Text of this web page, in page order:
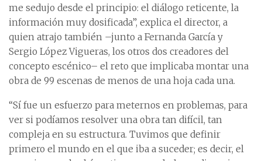
me sedujo desde el principio: el diálogo reticente, la
información muy dosificada”, explica el director, a
quien atrajo también –junto a Fernanda García y
Sergio López Vigueras, los otros dos creadores del
concepto escénico– el reto que implicaba montar una
obra de 99 escenas de menos de una hoja cada una.
“Sí fue un esfuerzo para meternos en problemas, para
ver si podíamos resolver una obra tan difícil, tan
compleja en su estructura. Tuvimos que definir
primero el mundo en el que iba a suceder; es decir, el